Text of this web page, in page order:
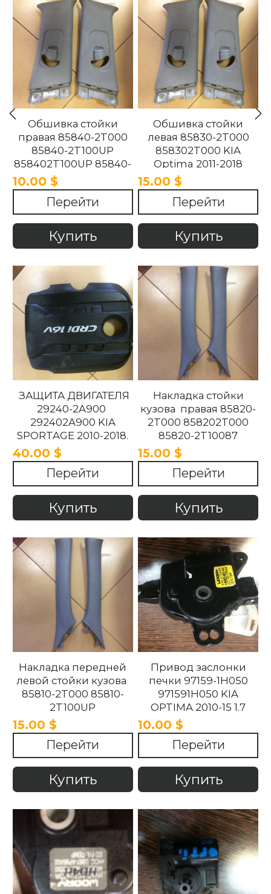
Обшивка стойки
правая 85840-2T000
85840-2T100UP
858402T100UP 85840-
2T100UP KIA Optima
2011-2018
10.00 $
Перейти
Купить
Обшивка стойки
левая 85830-2T000
858302T000 KIA
Optima 2011-2018
15.00 $
Перейти
Купить
ЗАЩИТА ДВИГАТЕЛЯ
29240-2A900
292402A900 KIA
SPORTAGE 2010-2018.
40.00 $
Перейти
Купить
Накладка стойки
кузова правая 85820-
2T000 858202T000
85820-2T10087
858202T10087 85820-
2T100UP
858202T100UP Kia
Optima 2010 -2015
15.00 $
Перейти
Купить
Накладка передней
левой стойки кузова
85810-2T000 85810-
2T100UP
858102T100UP
858102T000 Kia
Optima 2010 -2015.
15.00 $
Перейти
Купить
Привод заслонки
печки 97159-1H050
971591H050 KIA
OPTIMA 2010-15 1.7
10.00 $
Перейти
Купить